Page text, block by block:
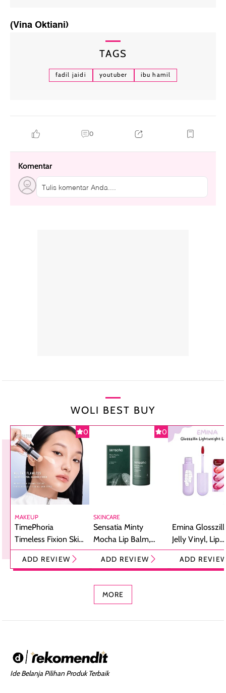
(Vina Oktiani)
TAGS
fadil jaidi youtuber ibu hamil
0
Komentar
Tulis komentar Anda....
WOLI BEST BUY
0
MAKEUP
TimePhoria
Timeless Fixion Skin
Tint Stick,
Foundation dan
ADD REVIEW
0
SKINCARE
Sensatia Minty
Mocha Lip Balm,
Pelembap Bibir
dengan Aroma
ADD REVIEW
Emina
Jelly Vinyl, Lip
Cream Glossy
Ringan
ADD
MORE
Ide Belanja Pilihan Produk Terbaik